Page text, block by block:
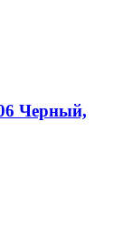
Черный,